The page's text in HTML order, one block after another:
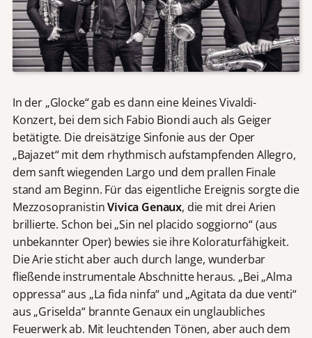
In der „Glocke“ gab es dann eine kleines Vivaldi-
Konzert, bei dem sich Fabio Biondi auch als Geiger
betätigte. Die dreisätzige Sinfonie aus der Oper
„Bajazet“ mit dem rhythmisch aufstampfenden Allegro,
dem sanft wiegenden Largo und dem prallen Finale
stand am Beginn. Für das eigentliche Ereignis sorgte die
MezzosopranistinVivica Genaux, die mit drei Arien
brillierte. Schon bei „Sin nel placido soggiorno“ (aus
unbekannter Oper) bewies sie ihre Koloraturfähigkeit.
Die Arie sticht aber auch durch lange, wunderbar
fließende instrumentale Abschnitte heraus. „Bei „Alma
oppressa“ aus „La fida ninfa“ und „Agitata da due venti“
aus „Griselda“ brannte Genaux ein unglaubliches
Feuerwerk ab. Mit leuchtenden Tönen, aber auch dem